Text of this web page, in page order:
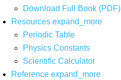
Download Full Book (PDF)
Resources expand_more
Periodic Table
Physics Constants
Scientific Calculator
Reference expand_more